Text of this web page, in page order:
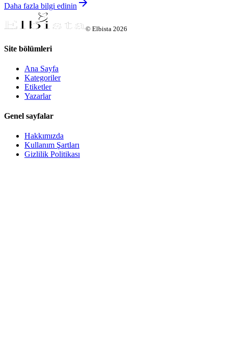
Daha fazla bilgi edinin
© Elbista 2026
Site bölümleri
Ana Sayfa
Kategoriler
Etiketler
Yazarlar
Genel sayfalar
Hakkımızda
Kullanım Şartları
Gizlilik Politikası